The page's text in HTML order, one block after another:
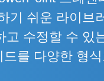
기 쉬운 라이브
수정할 수 있
를 다양한 형